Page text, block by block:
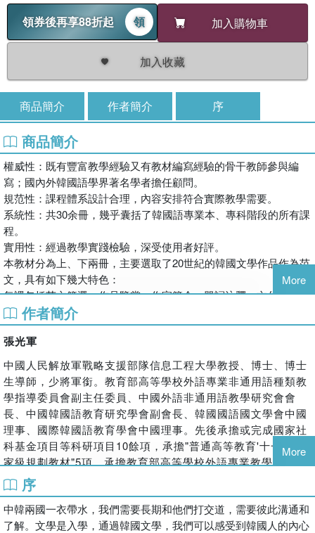
領券後再享88折起
領 加入購物車
加入收藏
商品簡介 作者簡介 序
商品簡介
權威性：既有豐富教學經驗又有教材編寫經驗的骨干教師參與編
寫；國內外韓國語學界著名學者擔任顧問。
規范性：課程體系設計合理，內容安排符合實際教學需要。
系統性：共30余冊，幾乎囊括了韓國語專業本、專科階段的所有課
程。
實用性：經過教學實踐檢驗，深受使用者好評。
本教材分為上、下兩冊，主要選取了20世紀的韓國文學作品作為范
文，具有如下幾大特色：
每課包括范文節選、作品鑒賞、作家簡介、單詞注釋、文化茶座以
及課后練習等內容
書后附有作家作品索引、練習題參考答案和參考書目，便于學生學
習
插圖豐富多彩，有助于提高學生的閱讀興趣。
More
作者簡介
張光軍
中國人民解放軍戰略支援部隊信息工程大學教授、博士、博士
生導師，少將軍銜。教育部高等學校外語專業非通用語種類教
學指導委員會副主任委員、中國外語非通用語教學研究會會
長、中國韓國語教育研究學會副會長、韓國國語國文學會中國
理事、國際韓國語教育學會中國理事。先後承擔或完成國家社
科基金項目等科研項目10餘項，承擔"普通高等教育'十一五'國
家級規劃教材"5項，承擔教育部高等學校外語專業教學指導委
員會科研項目"高等學校韓國語專業基礎階段教學大綱"。在國
內外公開出版專著、譯著、詞典、教材等40餘部，發表論文
100餘篇。
More
序
中韓兩國一衣帶水，我們需要長期和他們打交道，需要彼此溝通和
了解。文學是入學，通過韓國文學，我們可以感受到韓國人的內心